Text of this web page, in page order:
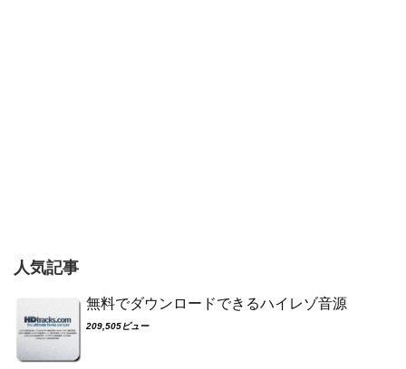
人気記事
無料でダウンロードできるハイレゾ音源
209,505ビュー